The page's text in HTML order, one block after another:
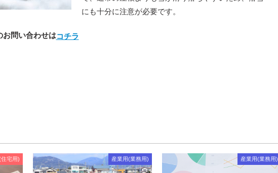
にも十分に注意が必要です。
お問い合わせはコチラ
宅用) 産業用(業務用) 産業用(業務用)